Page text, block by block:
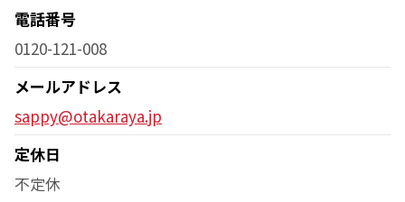
電話番号
0120-121-008
メールアドレス
sappy@otakaraya.jp
定休日
不定休